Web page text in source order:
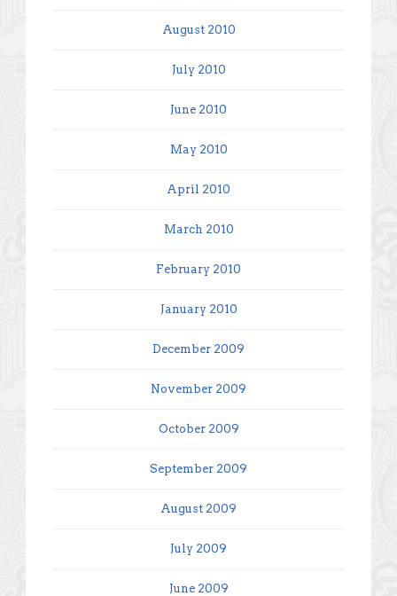
August 2010
July 2010
June 2010
May 2010
April 2010
March 2010
February 2010
January 2010
December 2009
November 2009
October 2009
September 2009
August 2009
July 2009
June 2009